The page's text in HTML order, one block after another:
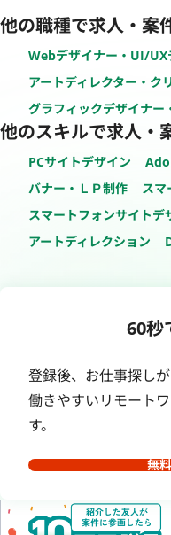
他の職種で求人・案
Webデザイナー・UI/UX
アートディレクター・ク
グラフィックデザイナー
他のスキルで求人・
PCサイトデザイン
バナー・ＬＰ制作
スマ
スマートフォンサイトデ
アートディレクション
60秒
登録後、お仕事探し
働きやすいリモート
す。
無